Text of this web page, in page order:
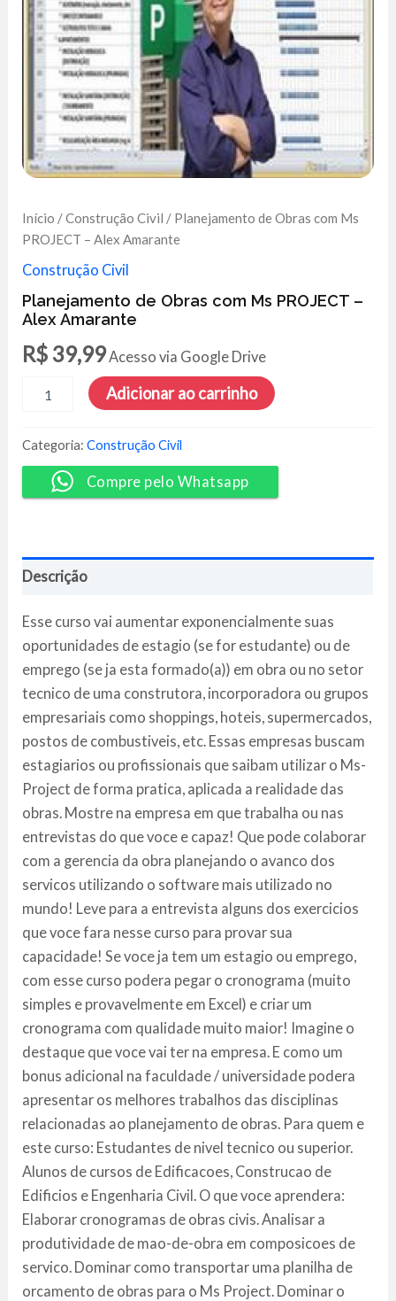
Início /Construção Civil / Planejamento de Obras com Ms
PROJECT – Alex Amarante
Construção Civil
Planejamento de Obras com Ms PROJECT –
Alex Amarante
R$ 39,99Acesso via Google Drive
Planejamento
com
Ms
PROJECT
Adicionar ao carrinho
Categoria:Construção Civil
Compre pelo Whatsapp
Descrição
Esse curso vai aumentar exponencialmente suas
oportunidades de estagio (se for estudante) ou de
emprego (se ja esta formado(a)) em obra ou no setor
tecnico de uma construtora, incorporadora ou grupos
empresariais como shoppings, hoteis, supermercados,
postos de combustiveis, etc. Essas empresas buscam
estagiarios ou profissionais que saibam utilizar o Ms-
Project de forma pratica, aplicada a realidade das
obras. Mostre na empresa em que trabalha ou nas
entrevistas do que voce e capaz! Que pode colaborar
com a gerencia da obra planejando o avanco dos
servicos utilizando o software mais utilizado no
mundo! Leve para a entrevista alguns dos exercicios
que voce fara nesse curso para provar sua
capacidade! Se voce ja tem um estagio ou emprego,
com esse curso podera pegar o cronograma (muito
simples e provavelmente em Excel) e criar um
cronograma com qualidade muito maior! Imagine o
destaque que voce vai ter na empresa. E como um
bonus adicional na faculdade / universidade podera
apresentar os melhores trabalhos das disciplinas
relacionadas ao planejamento de obras. Para quem e
este curso: Estudantes de nivel tecnico ou superior.
Alunos de cursos de Edificacoes, Construcao de
Edificios e Engenharia Civil. O que voce aprendera:
Elaborar cronogramas de obras civis. Analisar a
produtividade de mao-de-obra em composicoes de
servico. Dominar como transportar uma planilha de
orcamento de obras para o Ms Project. Dominar o